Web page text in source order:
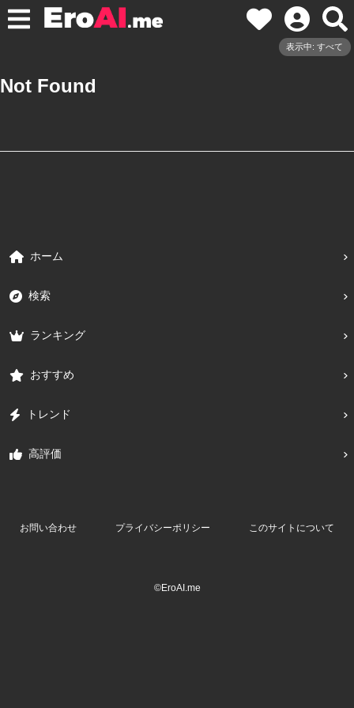
表示中: すべて
Not Found
ホーム
検索
ランキング
おすすめ
トレンド
高評価
お問い合わせ プライバシーポリシー このサイトについて
©EroAI.me